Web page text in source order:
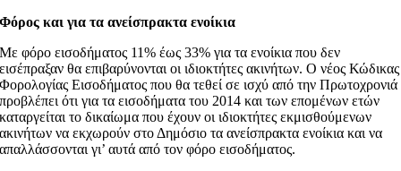
Φόρος και για τα ανείσπρακτα ενοίκια
Με φόρο εισοδήματος 11% έως 33% για τα ενοίκια που δεν
εισέπραξαν θα επιβαρύνονται οι ιδιοκτήτες ακινήτων. Ο νέος Κώδικας
Φορολογίας Εισοδήματος που θα τεθεί σε ισχύ από την Πρωτοχρονιά
προβλέπει ότι για τα εισοδήματα του 2014 και των επομένων ετών
καταργείται το δικαίωμα που έχουν οι ιδιοκτήτες εκμισθούμενων
ακινήτων να εκχωρούν στο Δημόσιο τα ανείσπρακτα ενοίκια και να
απαλλάσσονται γι’ αυτά από τον φόρο εισοδήματος.